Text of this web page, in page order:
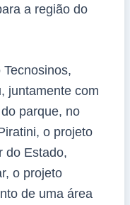
a região do
juntamente com
parque, no
o projeto
do Estado,
o projeto
de uma área